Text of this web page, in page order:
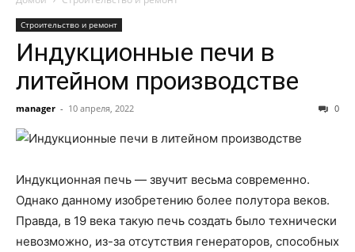
Строительство и ремонт
Индукционные печи в
литейном производстве
manager - 10 апреля, 2022 0
Индукционная печь — звучит весьма современно.
Однако данному изобретению более полутора веков.
Правда, в 19 века такую печь создать было технически
невозможно, из-за отсутствия генераторов, способных